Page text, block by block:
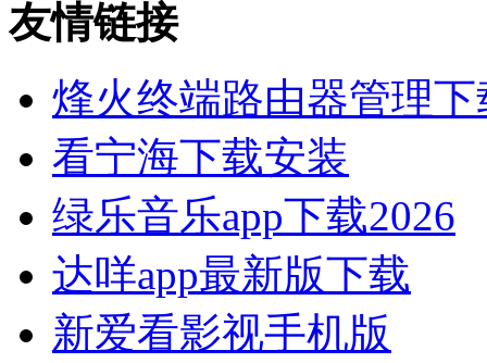
友情链接
烽火终端路由器管理下
看宁海下载安装
绿乐音乐app下载2026
达咩app最新版下载
新爱看影视手机版